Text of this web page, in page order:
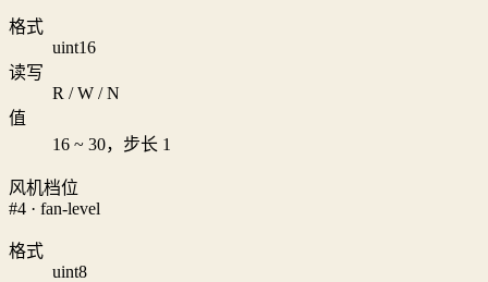
格式
uint16
读写
R / W / N
值
16 ~ 30，步长 1
风机档位
#4 · fan-level
格式
uint8